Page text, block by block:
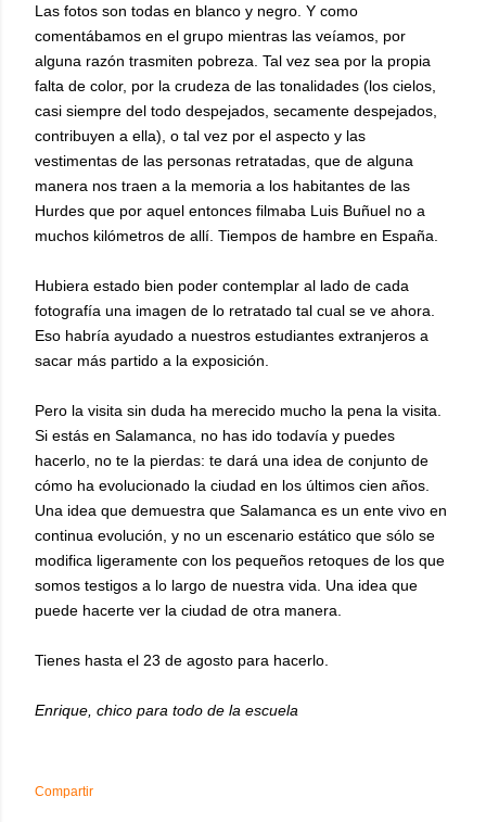
Las fotos son todas en blanco y negro. Y como
comentábamos en el grupo mientras las veíamos, por
alguna razón trasmiten pobreza. Tal vez sea por la propia
falta de color, por la crudeza de las tonalidades (los cielos,
casi siempre del todo despejados, secamente despejados,
contribuyen a ella), o tal vez por el aspecto y las
vestimentas de las personas retratadas, que de alguna
manera nos traen a la memoria a los habitantes de las
Hurdes que por aquel entonces filmaba Luis Buñuel no a
muchos kilómetros de allí. Tiempos de hambre en España.
Hubiera estado bien poder contemplar al lado de cada
fotografía una imagen de lo retratado tal cual se ve ahora.
Eso habría ayudado a nuestros estudiantes extranjeros a
sacar más partido a la exposición.
Pero la visita sin duda ha merecido mucho la pena la visita.
Si estás en Salamanca, no has ido todavía y puedes
hacerlo, no te la pierdas: te dará una idea de conjunto de
cómo ha evolucionado la ciudad en los últimos cien años.
Una idea que demuestra que Salamanca es un ente vivo en
continua evolución, y no un escenario estático que sólo se
modifica ligeramente con los pequeños retoques de los que
somos testigos a lo largo de nuestra vida. Una idea que
puede hacerte ver la ciudad de otra manera.
Tienes hasta el 23 de agosto para hacerlo.
Enrique, chico para todo de la escuela
Compartir